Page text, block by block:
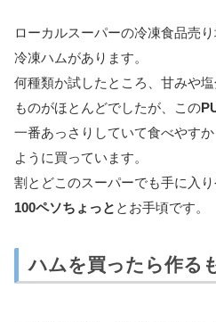
ローカルスーパーの冷凍食品売
冷凍ハムがあります。
何種類か試したところ、甘みや
ものがほとんどでしたが、この
一番あっさりしていて食べやす
ように買っています。
割とどこのスーパーでも手に入
100ペソちょっと とお手頃です。
ハムを買ったら作る